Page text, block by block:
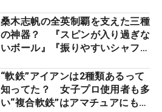
桑木志帆の全英制覇を支えた三種
の神器？ 『スピンが入り過ぎな
いボール』『振りやすいシャフ
ー』 #女子プロセッティング
“軟鉄”アイアンは2種類あるって
知ってた？ 女子プロ使用者も多
い“複合軟鉄”はアマチュアにもオ